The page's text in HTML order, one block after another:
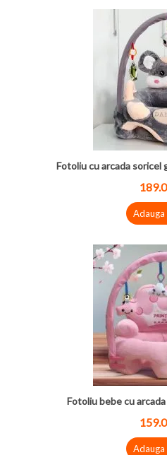
Fotoliu cu arcada soricel
Adauga
Fotoliu bebe cu
Adauga